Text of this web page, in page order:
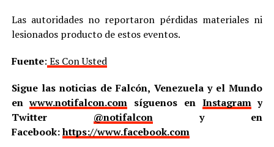
Las autoridades no reportaron pérdidas materiales ni
lesionados producto de estos eventos.
Fuente: Es Con Usted
Sigue las noticias de Falcón, Venezuela y el Mundo
enwww.notifalcon.com síguenos en Instagramy
Twitter @notifalcony en
Facebook:https://www.facebook.com